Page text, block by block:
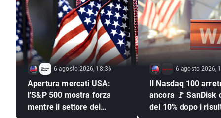
6 agosto 2026, 18:36
Apertura mercati USA:
l'S&P 500 mostra forza
mentre il settore dei
6 agosto 2026,
Il Nasdaq 100
ancora 🚩 SanDisk
del 10% dopo i